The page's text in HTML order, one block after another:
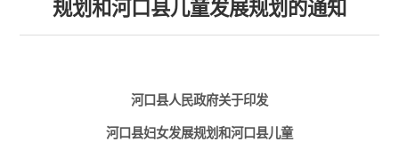
规划和河口县儿童发展规划的通知
河口县人民政府关于印发
河口县妇女发展规划和河口县儿童